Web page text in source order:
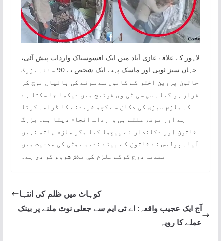
لاہور کے علاقے غازی آباد میں ایک افسوسناک واردات پیش آئی،
جہاں سبز ٹوپی اور ماسک پہنے ایک شخص نے 90 سالہ بزرگ
خاتون پروین اختر کے کانوں سے سونے کی بالیاں نوچ کر
فرار ہو گیا۔ سی سی ٹی وی فوٹیج میں دیکھا جا سکتا ہے
کہ ملزم سبزی کی دکان سے کچھ خریدنے کا ڈرامہ کرتا
ہے اور موقع ملتے ہی واردات انجام دیتا ہے۔ بزرگ
خاتون اور دکاندار نے پیچھا کیا مگر ملزم ہاتھ نہیں
آیا۔ پولیس نے خاتون کے بیٹے ندیم بھٹی کی مدعیت میں
مقدمہ درج کرکے ملزم کی تلاش شروع کر دی ہے۔
کوہاٹ میں ظلم کی انتہا
آج ایک عجیب واقعہ: اے ٹی ایم سے جعلی نوٹ ملنے پر بینک
عملے کا رویہ